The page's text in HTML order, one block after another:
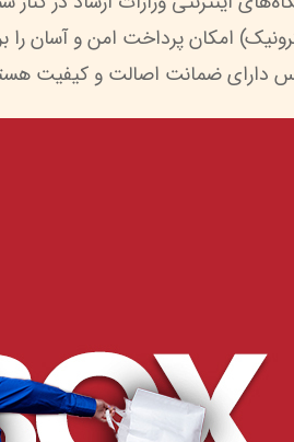
دارای ضمانت اصالت و کیفیت